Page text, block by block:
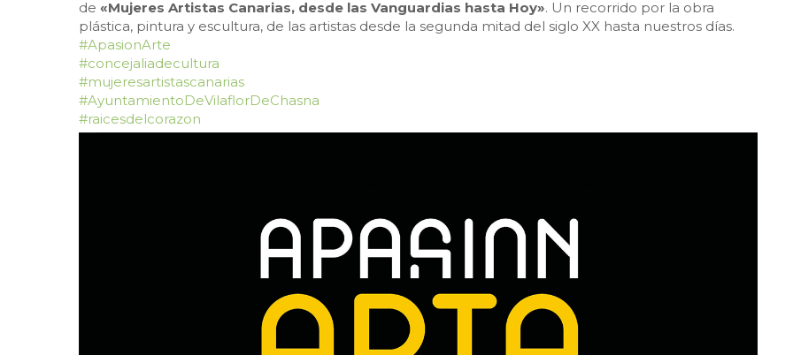
de «Mujeres Artistas Canarias, desde las Vanguardias hasta Hoy». Un recorrido por la obra
plástica, pintura y escultura, de las artistas desde la segunda mitad del siglo XX hasta nuestros días.
#ApasionArte
#concejaliadecultura
#mujeresartistascanarias
#AyuntamientoDeVilaflorDeChasna
#raicesdelcorazon